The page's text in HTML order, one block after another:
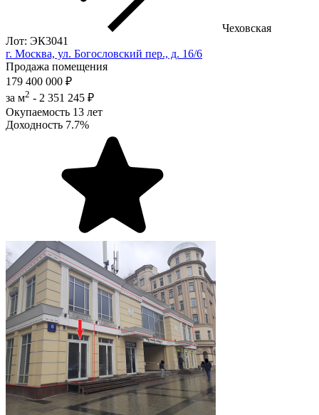
Чеховская
Лот: ЭК3041
г. Москва, ул. Богословский пер., д. 16/6
Продажа помещения
179 400 000 ₽
за м2 - 2 351 245 ₽
Окупаемость 13 лет
Доходность 7.7%